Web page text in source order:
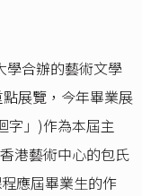
學合辦的藝術文學
展覽，今年畢業展
字」)作為本屆主
港藝術中心的包氏
應屆畢業生的作